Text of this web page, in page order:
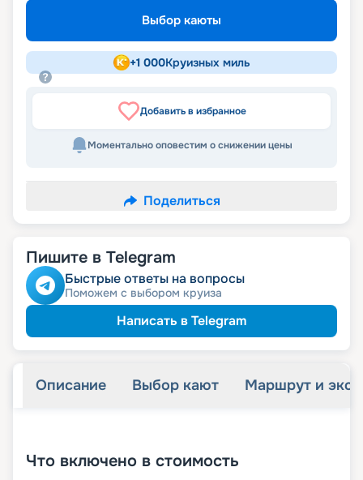
Выбор каюты
+1 000Круизных миль
Добавить в избранное
Моментально оповестим о снижении цены
Поделиться
Пишите в Telegram
Быстрые ответы на вопросы
Поможем с выбором круиза
Написать в Telegram
Описание Выбор кают Маршрут и
Что включено в стоимость